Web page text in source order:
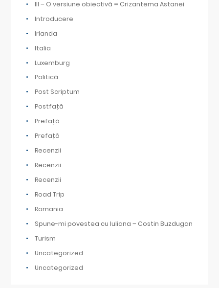
III – O versiune obiectivă = Crizantema Astanei
Introducere
Irlanda
Italia
Luxemburg
Politică
Post Scriptum
Postfață
Prefață
Prefață
Recenzii
Recenzii
Recenzii
Road Trip
Romania
Spune-mi povestea cu Iuliana – Costin Buzdugan
Turism
Uncategorized
Uncategorized